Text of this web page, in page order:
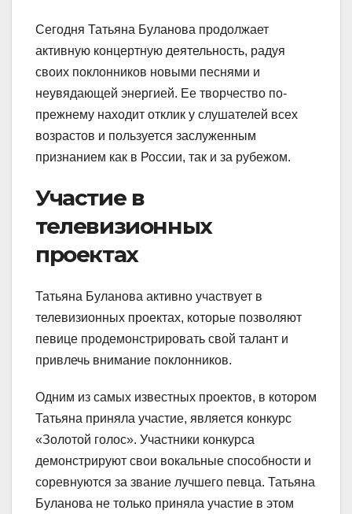
Сегодня Татьяна Буланова продолжает
активную концертную деятельность, радуя
своих поклонников новыми песнями и
неувядающей энергией. Ее творчество по-
прежнему находит отклик у слушателей всех
возрастов и пользуется заслуженным
признанием как в России, так и за рубежом.
Участие в
телевизионных
проектах
Татьяна Буланова активно участвует в
телевизионных проектах, которые позволяют
певице продемонстрировать свой талант и
привлечь внимание поклонников.
Одним из самых известных проектов, в котором
Татьяна приняла участие, является конкурс
«Золотой голос». Участники конкурса
демонстрируют свои вокальные способности и
соревнуются за звание лучшего певца. Татьяна
Буланова не только приняла участие в этом